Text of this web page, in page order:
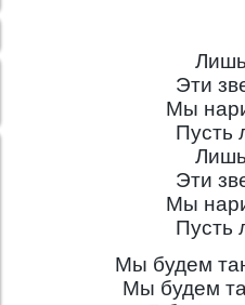
Эти
Мы
Пусть
Эти
Мы
Пусть
Мы будем
Мы будем